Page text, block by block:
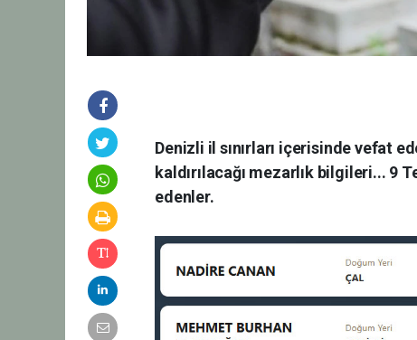
Denizli il sınırları içerisinde vefat
kaldırılacağı mezarlık bilgileri... 9
edenler.